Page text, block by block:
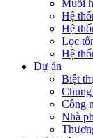
Muối
Hệ
Hệ
Lọc
Hệ
Dự án
Biệt
Công
Nhà